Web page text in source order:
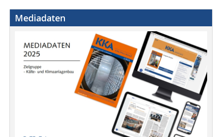
Mediadaten